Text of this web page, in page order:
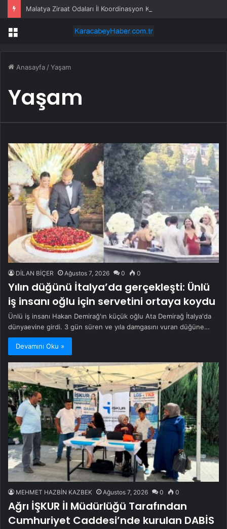
Menü
Anasayfa /Yaşam
Yaşam
DİLAN BİÇER Ağustos 7, 2026 0 0
Yılın düğünü İtalya’da gerçekleşti: Ünlü
iş insanı oğlu için servetini ortaya koydu
Ünlü iş insanı Hakan Demirağ'ın küçük oğlu Ata Demirağ İtalya'da
dünyaevine girdi. 3 gün süren ve yıla damgasını vuran düğüne…
Devamını Oku »
MEHMET HAZBİN KAZBEK Ağustos 7, 2026 0 0
Ağrı İŞKUR İl Müdürlüğü Tarafından
Cumhuriyet Caddesi’nde kurulan DABİS